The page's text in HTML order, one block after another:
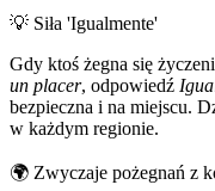
💡 Siła 'Igualmente'
Gdy ktoś żegna się
un placer, odpowiedź
bezpieczna i na miejscu.
w każdym regionie.
🌍 Zwyczaje pożegnań z